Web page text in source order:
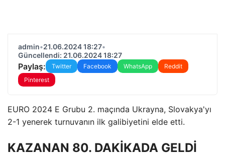
admin•21.06.2024 18:27•
Güncellendi: 21.06.2024 18:27
Paylaş: Twitter Facebook WhatsApp
Reddit
Pinterest
EURO 2024 E Grubu 2. maçında Ukrayna, Slovakya'yı
2-1 yenerek turnuvanın ilk galibiyetini elde etti.
KAZANAN 80. DAKİKADA GELDİ